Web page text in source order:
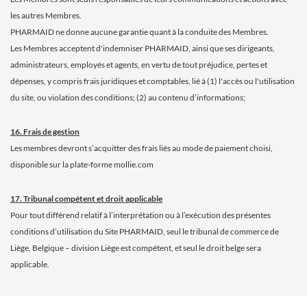
les autres Membres.
PHARMAID ne donne aucune garantie quant à la conduite des Membres.
Les Membres acceptent d'indemniser PHARMAID, ainsi que ses dirigeants,
administrateurs, employés et agents, en vertu de tout préjudice, pertes et
dépenses, y compris frais juridiques et comptables, lié à (1) l'accès ou l'utilisation
du site, ou violation des conditions; (2) au contenu d’informations;
16. Frais de gestion
Les membres devront s’acquitter des frais liés au mode de paiement choisi,
disponible sur la plate-forme mollie.com
17. Tribunal compétent et droit applicable
Pour tout différend relatif à l’interprétation ou à l’exécution des présentes
conditions d’utilisation du Site PHARMAID, seul le tribunal de commerce de
Liège, Belgique – division Liège est compétent, et seul le droit belge sera
applicable.